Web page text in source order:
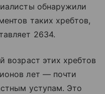
обнаружили
таких хребтов,
2634.
возраст этих хребтов
лет — почти
уступам. Это